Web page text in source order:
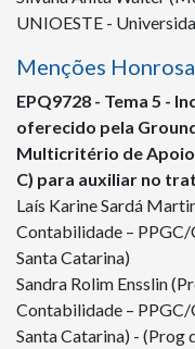
UNIOESTE -
Menções
EPQ9728 - Tema 5 -
oferecido pela
Multicritério de
C) para auxiliar no
Laís Karine Sardá
Contabilidade – PPGC/
Santa Catarina)
Sandra Rolim Ensslin
Contabilidade – PPGC/
Santa Catarina) - (Prog